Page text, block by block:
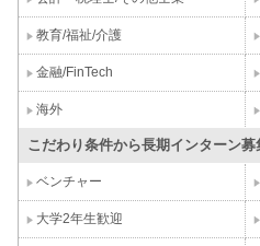
教育/福祉/介護
金融/FinTech
海外
こだわり条件から長期インターン募
ベンチャー
大学2年生歓迎